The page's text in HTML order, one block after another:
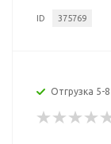
ID 375769
Отгрузка 5-